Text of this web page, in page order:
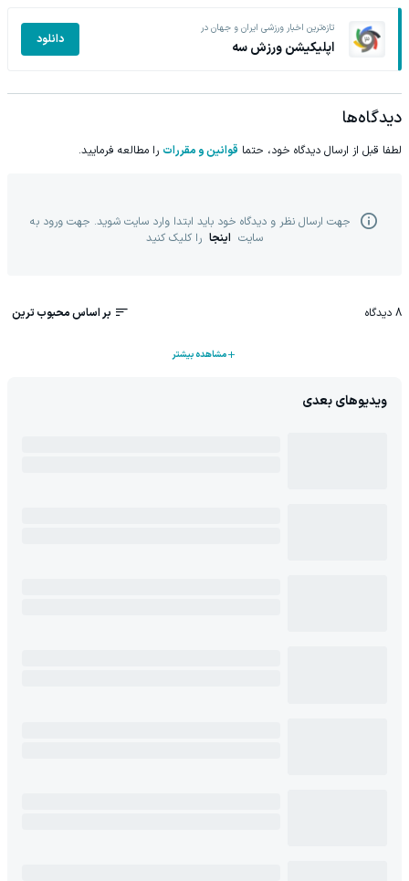
تازه‌ترین اخبار ورزشی ایران و جهان در
اپلیکیشن ورزش سه دانلود
دیدگاه‌ها
لطفا قبل از ارسال دیدگاه خود، حتما قوانین و مقررات را مطالعه فرمایید.
جهت ارسال نظر و دیدگاه خود باید ابتدا وارد سایت شوید. جهت ورود به
سایت اینجا را کلیک کنید
8 دیدگاه بر اساس محبوب ترین
مشاهده بیشتر
ویدیوهای بعدی